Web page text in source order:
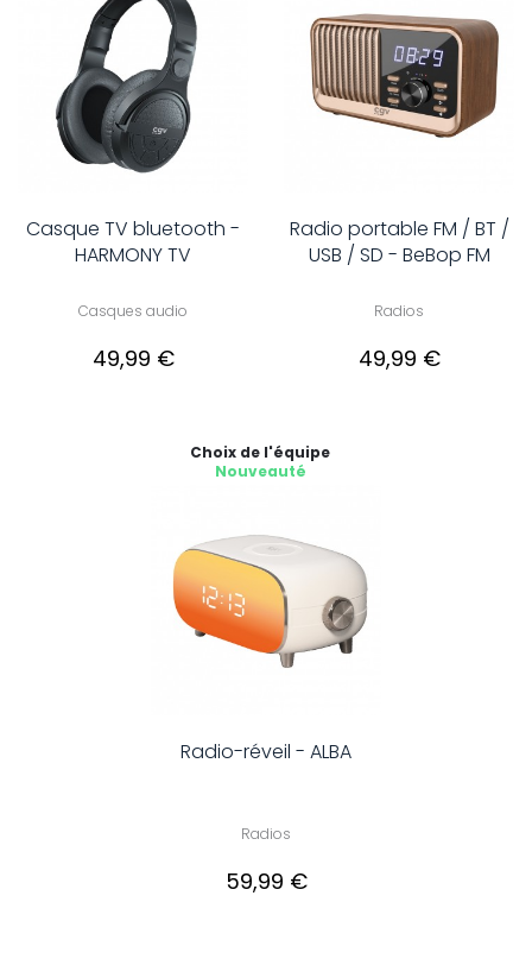
Casque TV bluetooth -
HARMONY TV
Casques audio
49,99 €
Radio portable FM / BT /
USB / SD - BeBop FM
Radios
49,99 €
Radio-réveil - ALBA
Radios
59,99 €
Choix de l'équipe
Nouveauté